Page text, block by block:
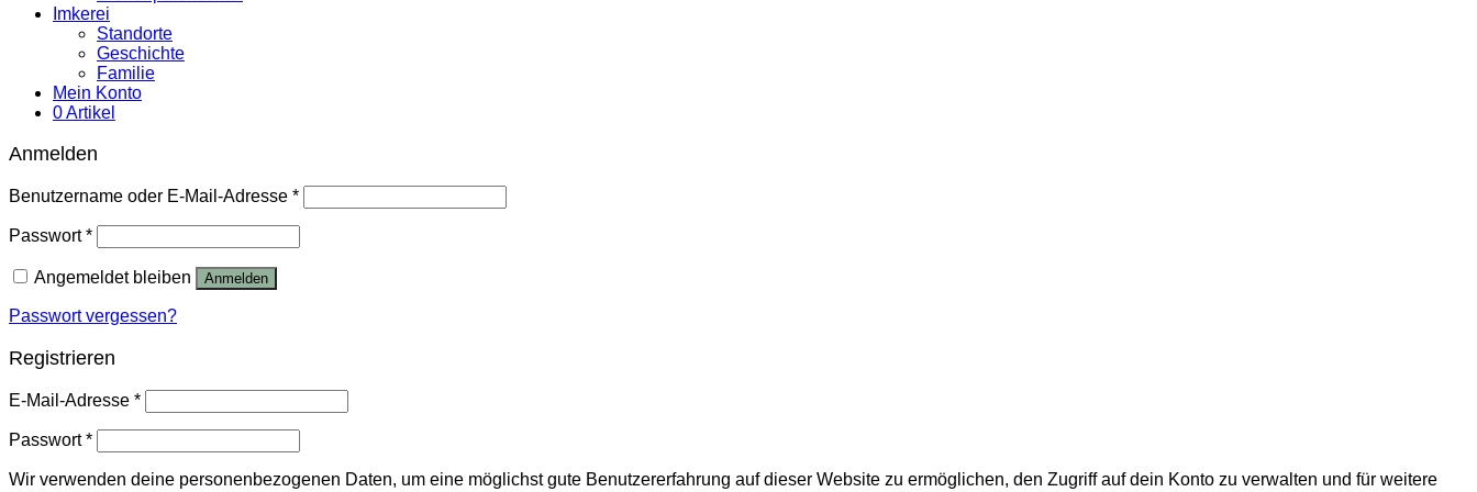
Imkerei
Standorte
Geschichte
Familie
Mein Konto
0 Artikel
Anmelden
Benutzername oder E-Mail-Adresse *
Passwort*
Angemeldet bleiben Anmelden
Passwort vergessen?
Registrieren
E-Mail-Adresse *
Passwort*
Wir verwenden deine personenbezogenen Daten, um eine möglichst gute Benutzererfahrung auf dieser Website zu ermöglichen, den Zugriff auf dein Konto zu verwalten und für weitere